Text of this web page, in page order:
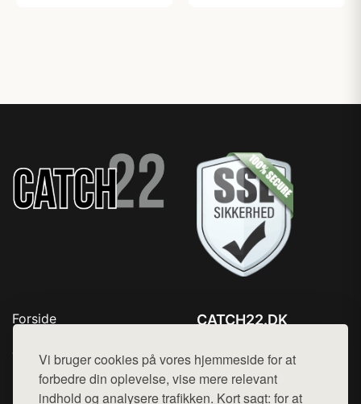
Vi bruger cookies på vores hjemmeside for at
forbedre din oplevelse, vise mere relevant
indhold og analysere trafikken. Kort sagt: for at
Forside
Top Rabatter
Kontakt
CATCH22.DK
Mail: hej@want.dk